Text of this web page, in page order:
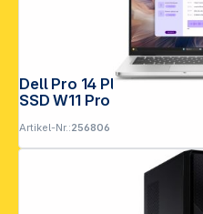
Dell Pro 14 Plus PB14250 CU7-266V 16GB 512GB
SSD W11 Pro
Artikel-Nr.:256806